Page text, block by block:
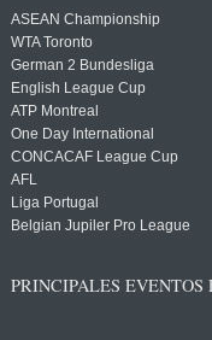
ASEAN Championship
WTA Toronto
German 2 Bundesliga
English League Cup
ATP Montreal
One Day International
CONCACAF League Cup
AFL
Liga Portugal
Belgian Jupiler Pro League
PRINCIPALES EVENTOS